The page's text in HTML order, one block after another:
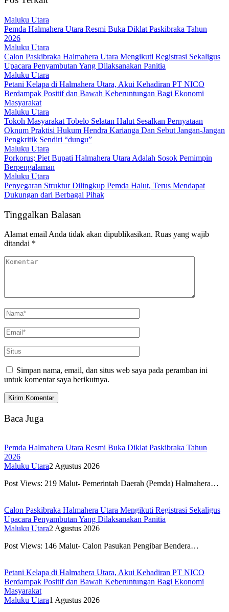
Maluku Utara
Pemda Halmahera Utara Resmi Buka Diklat Paskibraka Tahun
2026
Maluku Utara
Calon Paskibraka Halmahera Utara Mengikuti Registrasi Sekaligus
Upacara Penyambutan Yang Dilaksanakan Panitia
Maluku Utara
Petani Kelapa di Halmahera Utara, Akui Kehadiran PT NICO
Berdampak Positif dan Bawah Keberuntungan Bagi Ekonomi
Masyarakat
Maluku Utara
Tokoh Masyarakat Tobelo Selatan Halut Sesalkan Pernyataan
Oknum Praktisi Hukum Hendra Karianga Dan Sebut Jangan-Jangan
Pengkritik Sendiri “dungu”
Maluku Utara
Porkorus; Piet Bupati Halmahera Utara Adalah Sosok Pemimpin
Berpengalaman
Maluku Utara
Penyegaran Struktur Dilingkup Pemda Halut, Terus Mendapat
Dukungan dari Berbagai Pihak
Tinggalkan Balasan
Alamat email Anda tidak akan dipublikasikan. Ruas yang wajib
ditandai *
Simpan nama, email, dan situs web saya pada peramban ini
untuk komentar saya berikutnya.
Baca Juga
Pemda Halmahera Utara Resmi Buka Diklat Paskibraka Tahun
2026
Maluku Utara2 Agustus 2026
Post Views: 219 Malut- Pemerintah Daerah (Pemda) Halmahera…
Calon Paskibraka Halmahera Utara Mengikuti Registrasi Sekaligus
Upacara Penyambutan Yang Dilaksanakan Panitia
Maluku Utara2 Agustus 2026
Post Views: 146 Malut- Calon Pasukan Pengibar Bendera…
Petani Kelapa di Halmahera Utara, Akui Kehadiran PT NICO
Berdampak Positif dan Bawah Keberuntungan Bagi Ekonomi
Masyarakat
Maluku Utara1 Agustus 2026